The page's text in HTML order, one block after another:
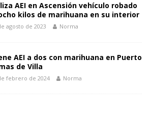
AEI en Ascensión vehículo robado
kilos de marihuana en su interior
agosto de 2023 Norma
AEI a dos con marihuana en Puerto
de Villa
febrero de 2024 Norma